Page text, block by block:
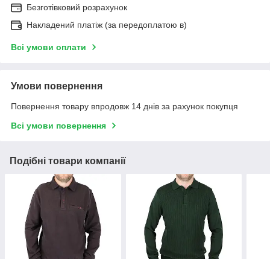
Безготівковий розрахунок
Накладений платіж (за передоплатою в)
Всі умови оплати
Умови повернення
Повернення товару впродовж 14 днів за рахунок покупця
Всі умови повернення
Подібні товари компанії